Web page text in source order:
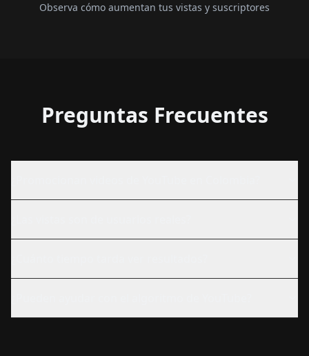
Observa cómo aumentan tus vistas y suscriptores
Preguntas Frecuentes